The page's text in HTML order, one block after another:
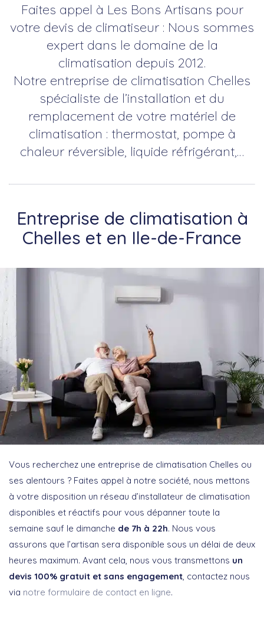
Faites appel à Les Bons Artisans pour
votre devis de climatiseur : Nous sommes
expert dans le domaine de la
climatisation depuis 2012.
Notre entreprise de climatisation Chelles
spécialiste de l’installation et du
remplacement de votre matériel de
climatisation : thermostat, pompe à
chaleur réversible, liquide réfrigérant,…
Entreprise de climatisation à
Chelles et en Ile-de-France
Vous recherchez une entreprise de climatisation Chelles ou
ses alentours ? Faites appel à notre société, nous mettons
à votre disposition un réseau d’installateur de climatisation
disponibles et réactifs pour vous dépanner toute la
semaine sauf le dimanche de 7h à 22h. Nous vous
assurons que l’artisan sera disponible sous un délai de deux
heures maximum. Avant cela, nous vous transmettons un
devis 100% gratuit et sans engagement, contactez nous
via notre formulaire de contact en ligne.